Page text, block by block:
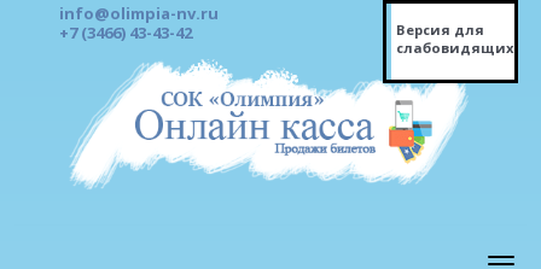
info@olimpia-nv.ru
+7 (3466) 43-43-42
Версия для
слабовидящих